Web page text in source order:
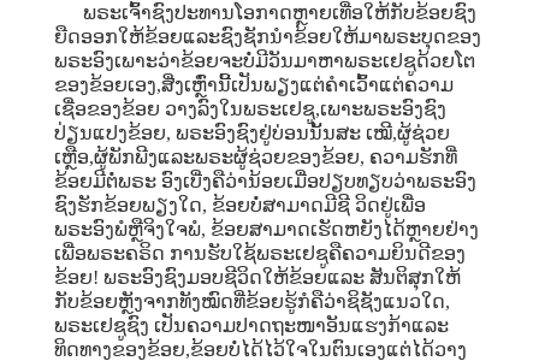
ພຣະເຈົ້າຊົງປະທານໂອກາດຫຼາຍເທື່ອໃຫ້ກັບຂ້ອຍຊົງ
ຍືດອອກໃຫ້ຂ້ອຍແລະຊົງຊັກນໍາຂ້ອຍໃຫ້ມາພຣະບຸດຂອງ
ພຣະອົງເພາະວ່າຂ້ອຍຈະບໍ່ມີວັນມາຫາພຣະເຢຊູດ້ວຍໂຕ
ຂອງຂ້ອຍເອງ,ສີ່ງເຫຼົ່ານີ້ເປັນພຽງແຕ່ຄໍາເວົ້າແຕ່ຄວາມ
ເຊື່ອຂອງຂ້ອຍ ວາງລົງໃນພຣະເຢຊູ,ເພາະພຣະອົງຊົງ
ປ່ຽນແປງຂ້ອຍ, ພຣະອົງຊົງຢູ່ບ່ອນນັ້ນສະ ເໝີ,ຜູ້ຊ່ວຍ
ເຫຼືອ,ຜູ້ພັກພີງແລະພຣະຜູ້ຊ່ວຍຂອງຂ້ອຍ, ຄວາມຮັກທີ່
ຂ້ອຍມີຕໍ່ພຣະ ອົງເບີ່ງຄືວ່ານ້ອຍເມື່ອປຽບທຽບວ່າພຣະອົງ
ຊົງຮັກຂ້ອຍພຽງໃດ, ຂ້ອຍບໍ່ສາມາດມີຊີ ວິດຢູ່ເພື່ອ
ພຣະອົງພໍຫຼືຈິງໃຈພໍ, ຂ້ອຍສາມາດເຮັດຫຍັງໄດ້ຫຼາຍຢ່າງ
ເພື່ອພຣະຄຣິດ ການຮັບໃຊ້ພຣະເຢຊູຄືຄວາມຍິນດີຂອງ
ຂ້ອຍ! ພຣະອົງຊົງມອບຊີວິດໃຫ້ຂ້ອຍແລະ ສັນຕິສຸກໃຫ້
ກັບຂ້ອຍຫຼັງຈາກທັງໝົດທີ່ຂ້ອຍຮູ້ກໍຄືວ່າຊິຊັງແນວໃດ,
ພຣະເຢຊູຊົງ ເປັນຄວາມປາດຖະໜາອັນແຮງກ້າແລະ
ທິດທາງຂອງຂ້ອຍ,ຂ້ອຍບໍ່ໄດ້ໄວ້ໃຈໃນຕົນເອງແຕ່ໄດ້ວາງ